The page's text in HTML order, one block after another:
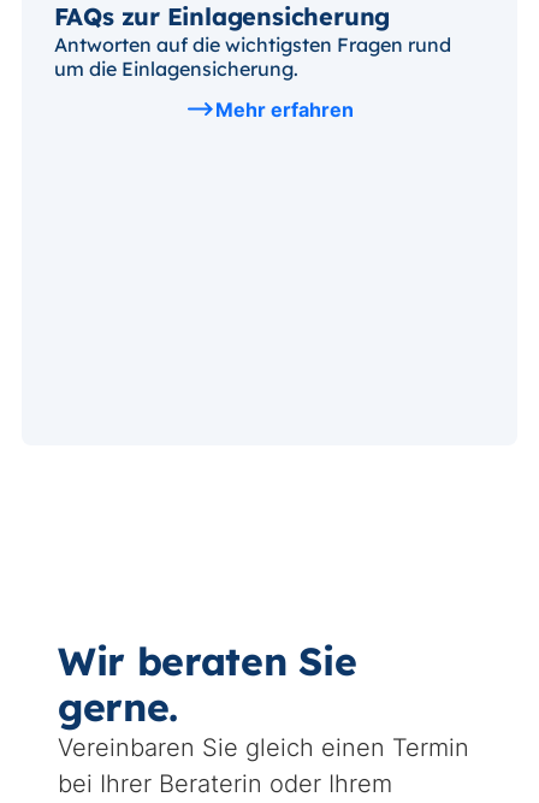
FAQs zur Einlagensicherung
Antworten auf die wichtigsten Fragen rund
um die Einlagensicherung.
Mehr erfahren
Wir beraten Sie
gerne.
Vereinbaren Sie gleich einen Termin
bei Ihrer Beraterin oder Ihrem